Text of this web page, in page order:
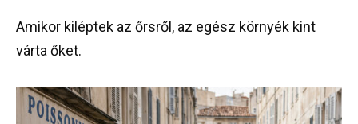
Amikor kiléptek az őrsről, az egész környék kint
várta őket.